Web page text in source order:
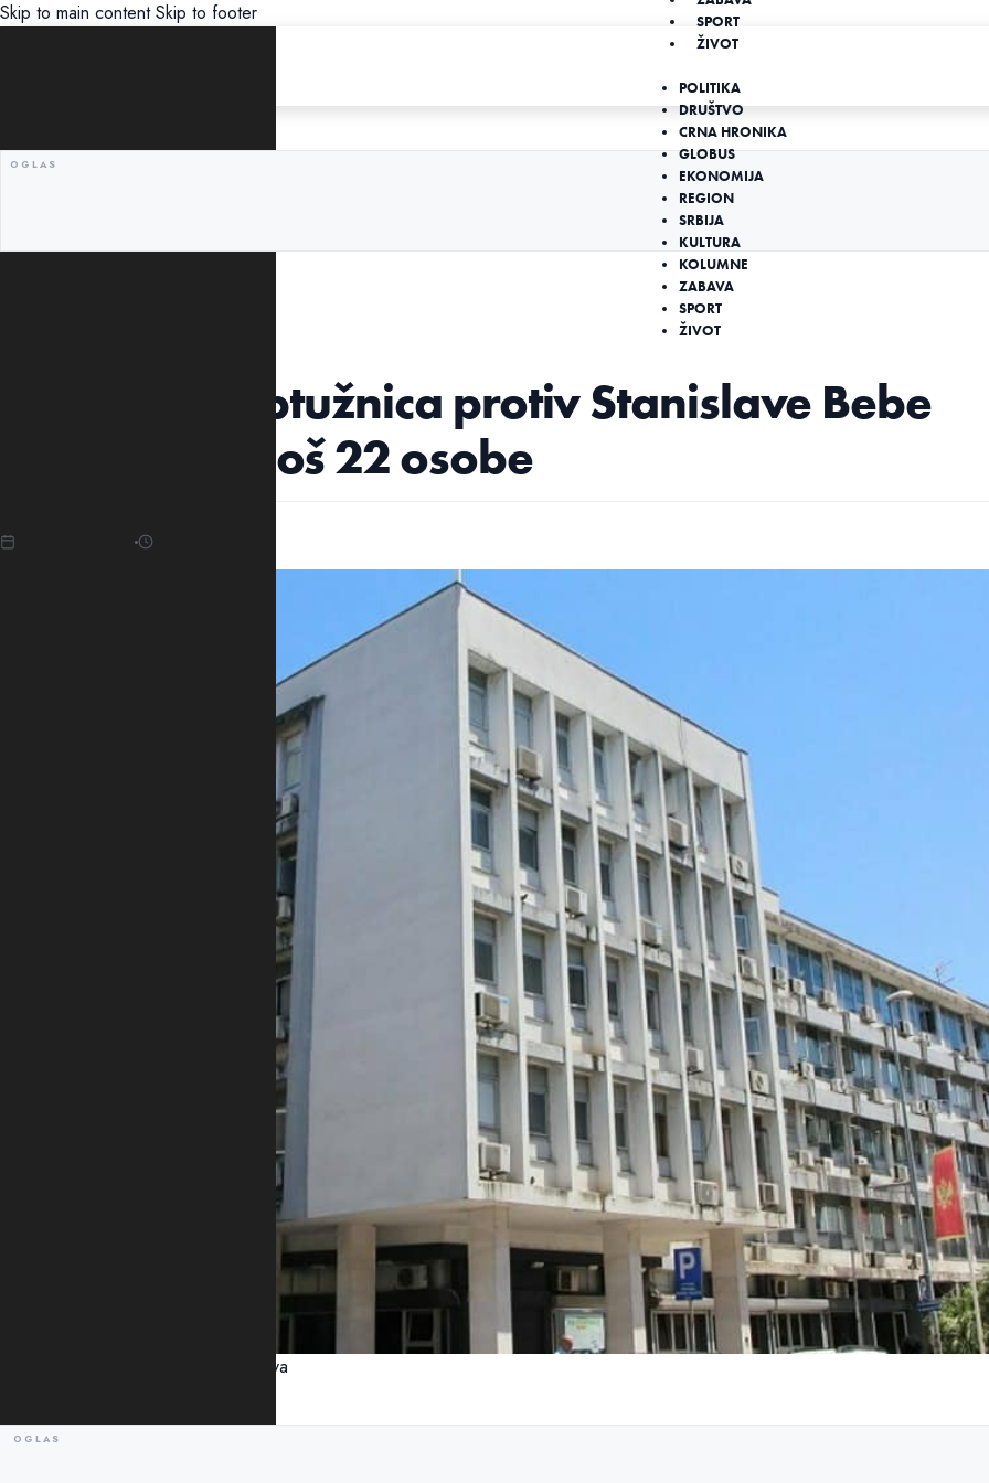
Skip to main content Skip to footer
SPORT
ŽIVOT
POLITIKA
DRUŠTVO
CRNA HRONIKA
GLOBUS
EKONOMIJA
REGION
SRBIJA
KULTURA
KOLUMNE
ZABAVA
SPORT
ŽIVOT
Podignuta optužnica protiv Stanislave Bebe
Martinović i još 22 osobe
Zgrada Specijalnog državnog tužilaštva